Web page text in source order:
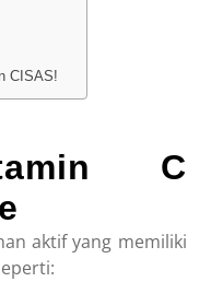
CISAS!
C
aktif yang memiliki